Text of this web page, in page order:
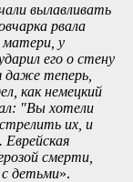
вылавливать
рвала
матери, у
его о стену
даже теперь,
как немецкий
"Вы хотели
их, и
смерти,
детьми».